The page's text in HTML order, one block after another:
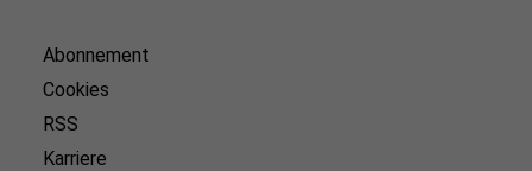
Abonnement
Cookies
RSS
Karriere